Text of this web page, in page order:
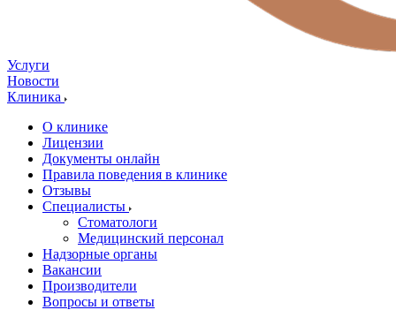
Услуги
Новости
Клиника
О клинике
Лицензии
Документы онлайн
Правила поведения в клинике
Отзывы
Специалисты
Стоматологи
Медицинский персонал
Надзорные органы
Вакансии
Производители
Вопросы и ответы